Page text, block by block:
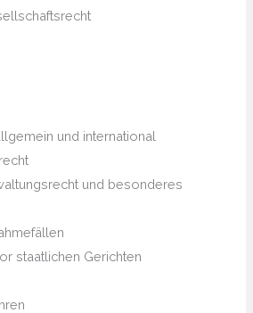
und international
und besonderes
staatlichen Gerichten